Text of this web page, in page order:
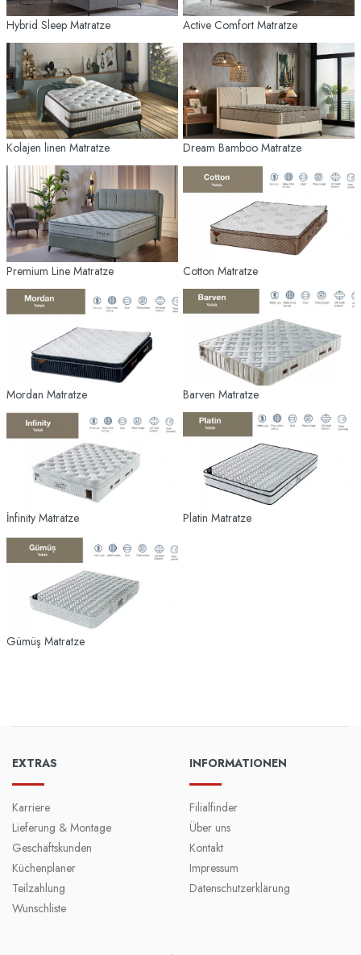
Hybrid Sleep Matratze Active Comfort Matratze
Kolajen linen Matratze Dream Bamboo Matratze
Premium Line Matratze Cotton Matratze
Mordan Matratze Barven Matratze
İnfinity Matratze Platin Matratze
Gümüş Matratze
INFORMATIONEN
Filialfinder
Über uns
Kontakt
Impressum
Datenschutzerklärung
EXTRAS
Karriere
Lieferung & Montage
Geschäftskunden
Küchenplaner
Teilzahlung
Wunschliste